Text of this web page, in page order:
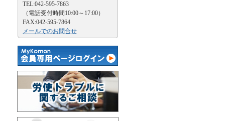
TEL:042-595-7863
（電話受付時間10:00～17:00）
FAX:042-595-7864
メールでのお問合せ